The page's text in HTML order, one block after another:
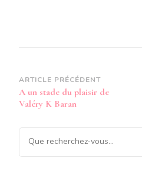
Navigation
d’article
ARTICLE PRÉCÉDENT
A un stade du plaisir de
Valéry K Baran
Vous
recherchiez